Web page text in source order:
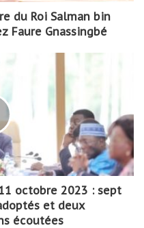
du Roi Salman bin
Faure Gnassingbé
octobre 2023 : sept
et deux
écoutées